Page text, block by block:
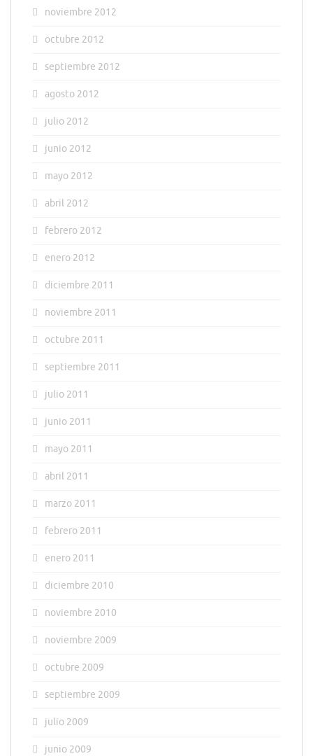
noviembre 2012
octubre 2012
septiembre 2012
agosto 2012
julio 2012
junio 2012
mayo 2012
abril 2012
febrero 2012
enero 2012
diciembre 2011
noviembre 2011
octubre 2011
septiembre 2011
julio 2011
junio 2011
mayo 2011
abril 2011
marzo 2011
febrero 2011
enero 2011
diciembre 2010
noviembre 2010
noviembre 2009
octubre 2009
septiembre 2009
julio 2009
junio 2009